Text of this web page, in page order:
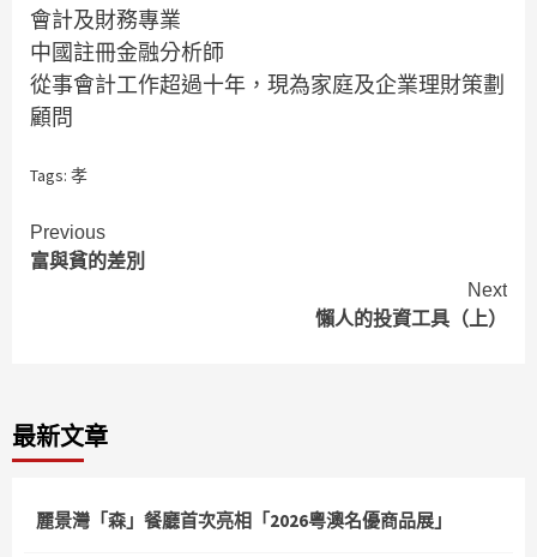
會計及財務專業
中國註冊金融分析師
從事會計工作超過十年，現為家庭及企業理財策劃
顧問
Tags: 孝
Continue
Reading
Previous
富與貧的差別
Next
懶人的投資工具（上）
最新文章
麗景灣「森」餐廳首次亮相「2026粵澳名優商品展」